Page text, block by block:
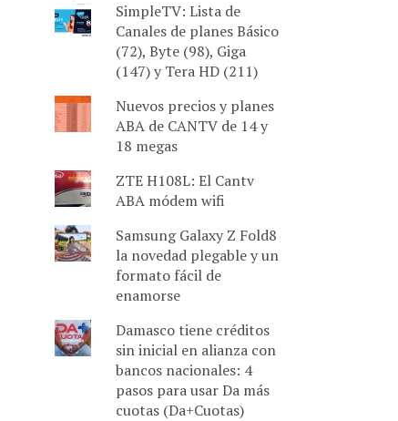
SimpleTV: Lista de
Canales de planes Básico
(72), Byte (98), Giga
(147) y Tera HD (211)
Nuevos precios y planes
ABA de CANTV de 14 y
18 megas
ZTE H108L: El Cantv
ABA módem wifi
Samsung Galaxy Z Fold8
la novedad plegable y un
formato fácil de
enamorse
Damasco tiene créditos
sin inicial en alianza con
bancos nacionales: 4
pasos para usar Da más
cuotas (Da+Cuotas)